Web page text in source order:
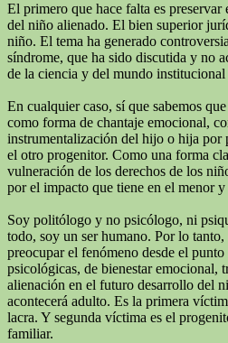
El primero que hace falta es
del niño alienado. El bien superior
niño. El tema ha generado
síndrome, que ha sido discutida y no
de la ciencia y del mundo
En cualquier caso, sí que sabemos
como forma de chantaje emocional,
instrumentalización del hijo o hija por
el otro progenitor. Como una forma
vulneración de los derechos de los
por el impacto que tiene en el menor
Soy politólogo y no psicólogo, ni
todo, soy un ser humano. Por lo
preocupar el fenómeno desde el
psicológicas, de bienestar emocional,
alienación en el futuro desarrollo del
acontecerá adulto. Es la primera
lacra. Y segunda víctima es el
familiar.